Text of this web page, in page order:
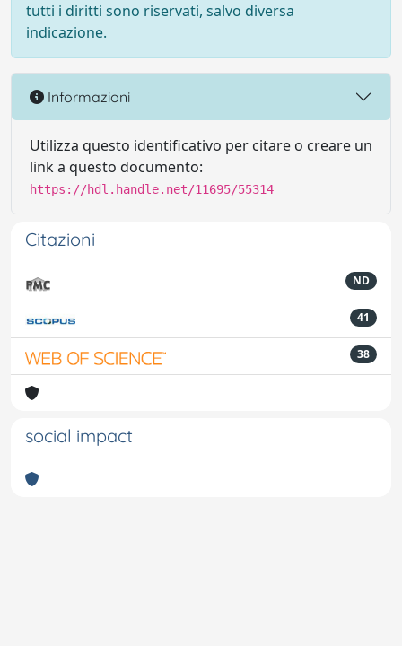
tutti i diritti sono riservati, salvo diversa
indicazione.
Informazioni
Utilizza questo identificativo per citare o creare un
link a questo documento:
https://hdl.handle.net/11695/55314
Citazioni
ND
41
38
social impact